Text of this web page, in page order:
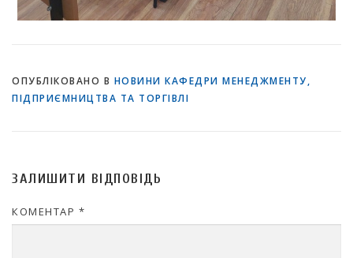
ОПУБЛІКОВАНО В НОВИНИ КАФЕДРИ МЕНЕДЖМЕНТУ,
ПІДПРИЄМНИЦТВА ТА ТОРГІВЛІ
ЗАЛИШИТИ ВІДПОВІДЬ
КОМЕНТАР *